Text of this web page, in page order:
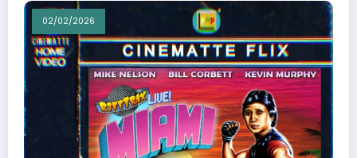
02/02/2026